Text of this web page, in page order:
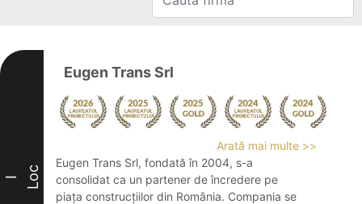
I Loc
Eugen Trans Srl
Arată mai multe >>
Eugen Trans Srl, fondată în 2004, s-a
consolidat ca un partener de încredere pe
piața construcțiilor din România. Compania se